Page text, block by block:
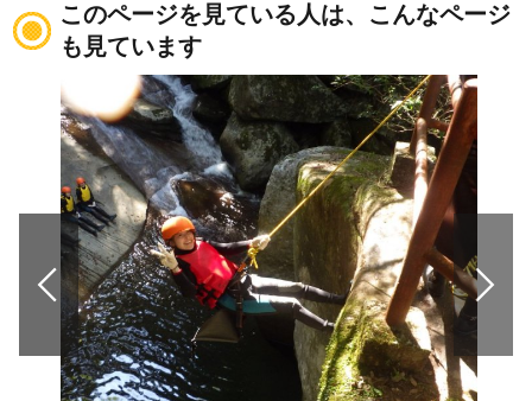
このページを見ている人は、こんなページ
も見ています